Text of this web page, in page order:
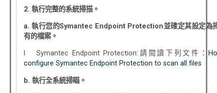
2. 執行完整的系統掃描。
a.執行您的Symantec Endpoint Protection並確定其設定為
有的檔案。
l Symantec Endpoint Protection:請閱讀下列文件：
configure Symantec Endpoint Protection to scan all files
b. 執行全系統掃瞄。